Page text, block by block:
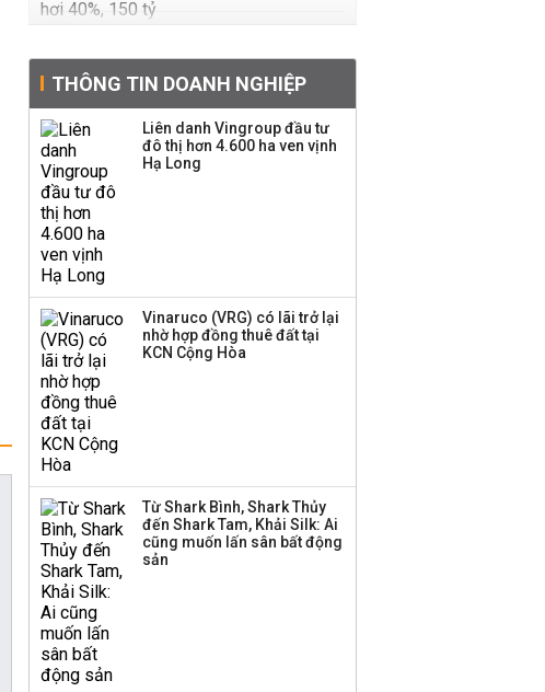
sản xuất vàng mã trên
sàn báo lãi tăng 64%,
không vay một đồng
nào từ ngân hàng
Hơn 227.000 tài khoản
gia nhập thị trường
chứng khoán trong
tháng 7 biến động
Thị trường thường
THÔNG TIN DOANH NGHIỆP
Liên danh Vingroup đầu tư
đô thị hơn 4.600 ha ven vịnh
Hạ Long
Vinaruco (VRG) có lãi trở lại
nhờ hợp đồng thuê đất tại
KCN Cộng Hòa
Từ Shark Bình, Shark Thủy
đến Shark Tam, Khải Silk: Ai
cũng muốn lấn sân bất động
sản